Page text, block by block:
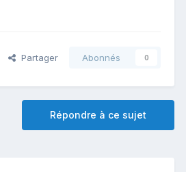
Partager Abonnés 0
Répondre à ce sujet